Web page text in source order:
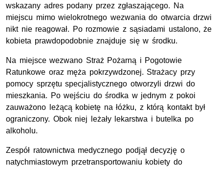
wskazany adres podany przez zgłaszającego. Na
miejscu mimo wielokrotnego wezwania do otwarcia drzwi
nikt nie reagował. Po rozmowie z sąsiadami ustalono, że
kobieta prawdopodobnie znajduje się w środku.
Na miejsce wezwano Straż Pożarną i Pogotowie
Ratunkowe oraz męża pokrzywdzonej. Strażacy przy
pomocy sprzętu specjalistycznego otworzyli drzwi do
mieszkania. Po wejściu do środka w jednym z pokoi
zauważono leżącą kobietę na łóżku, z którą kontakt był
ograniczony. Obok niej leżały lekarstwa i butelka po
alkoholu.
Zespół ratownictwa medycznego podjął decyzję o
natychmiastowym przetransportowaniu kobiety do